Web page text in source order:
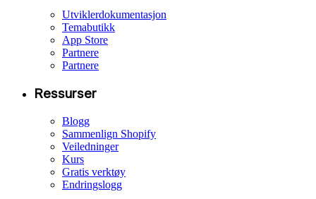
Utviklerdokumentasjon
Temabutikk
App Store
Partnere
Partnere
Ressurser
Blogg
Sammenlign Shopify
Veiledninger
Kurs
Gratis verktøy
Endringslogg